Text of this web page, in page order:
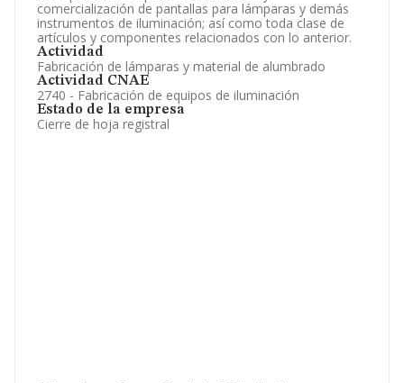
comercialización de pantallas para lámparas y demás
instrumentos de iluminación; así como toda clase de
artículos y componentes relacionados con lo anterior.
Actividad
Fabricación de lámparas y material de alumbrado
Actividad CNAE
2740 - Fabricación de equipos de iluminación
Estado de la empresa
Cierre de hoja registral